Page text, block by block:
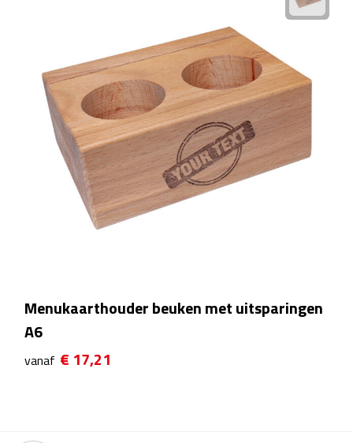
Sport
Bidons
Fitness
Proteïne shakers
Sportmaterialen
Sporthanddoeken
Sporthorloges
Menukaarthouder beuken met uitsparingen
A6
vanaf € 17,21